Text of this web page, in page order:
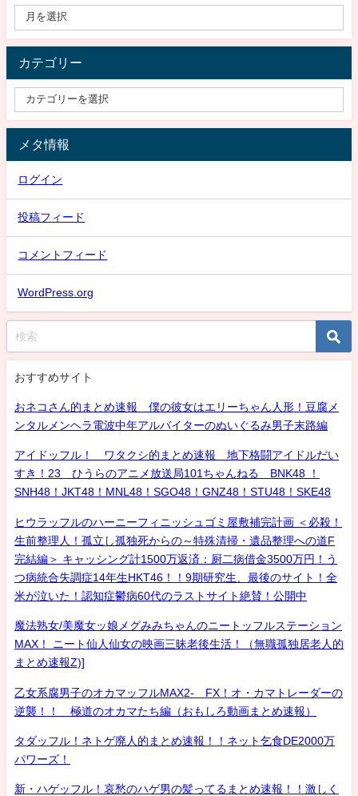
カテゴリー
メタ情報
ログイン
投稿フィード
コメントフィード
WordPress.org
おすすめサイト
おネコさん的まとめ速報 僕の彼女はエリーちゃん人形！豆腐メ
ンタルメンヘラ電波中年アルバイターのぬいぐるみ男子末路編
アイドッフル！ ワタクシ的まとめ速報 地下格闘アイドルだい
すき！23 ひうらのアニメ放送局101ちゃんねる BNK48 ！
SNH48！JKT48！MNL48！SGO48！GNZ48！STU48！SKE48
ヒウラッフルのハーニーフィニッシュゴミ屋敷補完計画 ＜必殺！
生前整理人！孤立し孤独死からの～特殊清掃・遺品整理への道F
完結編＞ キャッシング計1500万返済：厨二病借金3500万円！う
つ病統合失調症14年生HKT46！！9期研究生、最後のサイト！全
米が泣いた！認知症鬱病60代のラストサイト絶賛！公開中
魔法熟女/美魔女ッ娘メグみみちゃんのニートッフルステーション
MAX！ ニート仙人仙女の映画三昧老後生活！（無職孤独居老人的
まとめ速報Z)]
乙女系腐男子のオカマッフルMAX2- FX！オ・カマトレーダーの
逆襲！！ 極道のオカマたち編（おもしろ動画まとめ速報）
タダッフル！ネトゲ廃人的まとめ速報！！ネット乞食DE2000万
パワーズ！
新・ハゲッフル！哀愁のハゲ男の髪ってるまとめ速報！！激しく